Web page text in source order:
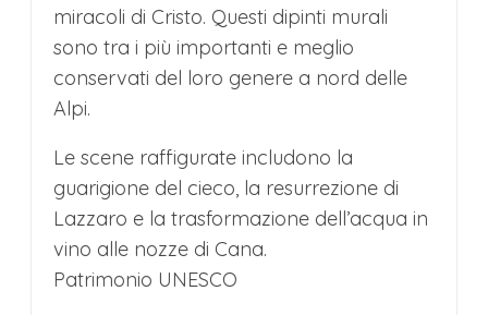
pane fruttato natalizio, e di Glühwein
aromatizzato con spezie alpine. Note di
musiche d’ambiente e cori gospel
sulle montagne innevate completa lo
scenario da sogno. Un luogo dove
modernità e tradizione si abbracciano,
offrendo un’esperienza natalizia autentica
miracoli di Cristo. Questi dipinti murali
sono tra i più importanti e meglio
conservati del loro genere a nord delle
Alpi.
Le scene raffigurate includono la
guarigione del cieco, la resurrezione di
Lazzaro e la trasformazione dell’acqua in
vino alle nozze di Cana.
Patrimonio UNESCO